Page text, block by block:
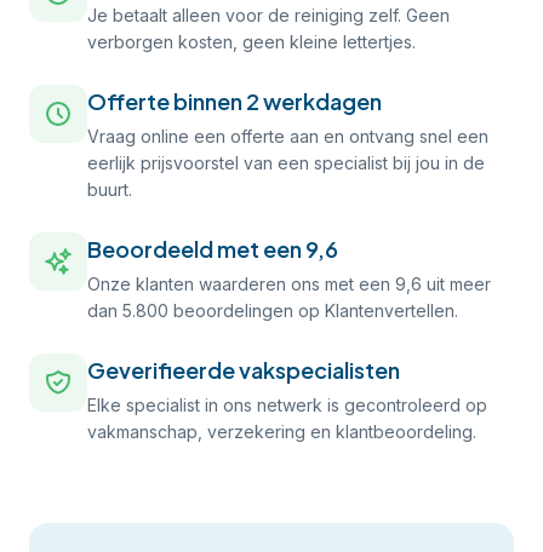
Je betaalt alleen voor de reiniging zelf. Geen
verborgen kosten, geen kleine lettertjes.
Offerte binnen 2 werkdagen
Vraag online een offerte aan en ontvang snel een
eerlijk prijsvoorstel van een specialist bij jou in de
buurt.
Beoordeeld met een 9,6
Onze klanten waarderen ons met een 9,6 uit meer
dan 5.800 beoordelingen op Klantenvertellen.
Geverifieerde vakspecialisten
Elke specialist in ons netwerk is gecontroleerd op
vakmanschap, verzekering en klantbeoordeling.